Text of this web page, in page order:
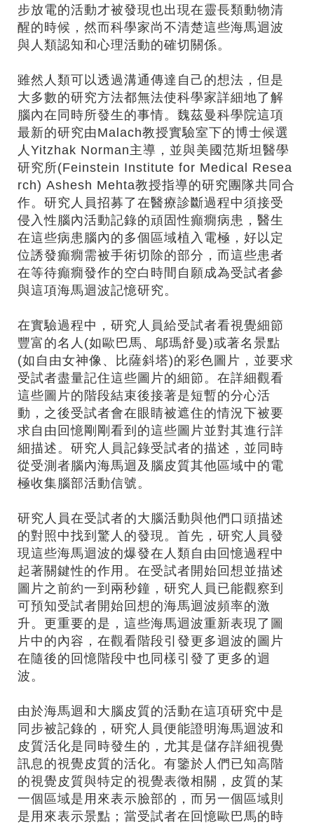
步放電的活動才被發現也出現在靈長類動物清
醒的時候，然而科學家尚不清楚這些海馬迴波
與人類認知和心理活動的確切關係。
雖然人類可以透過溝通傳達自己的想法，但是
大多數的研究方法都無法使科學家詳細地了解
腦內在同時所發生的事情。魏茲曼科學院這項
最新的研究由Malach教授實驗室下的博士候選
人Yitzhak Norman主導，並與美國范斯坦醫學
研究所(Feinstein Institute for Medical Resea
rch) Ashesh Mehta教授指導的研究團隊共同合
作。研究人員招募了在醫療診斷過程中須接受
侵入性腦內活動記錄的頑固性癲癇病患，醫生
在這些病患腦內的多個區域植入電極，好以定
位誘發癲癇需被手術切除的部分，而這些患者
在等待癲癇發作的空白時間自願成為受試者參
與這項海馬迴波記憶研究。
在實驗過程中，研究人員給受試者看視覺細節
豐富的名人(如歐巴馬、鄔瑪舒曼)或著名景點
(如自由女神像、比薩斜塔)的彩色圖片，並要求
受試者盡量記住這些圖片的細節。在詳細觀看
這些圖片的階段結束後接著是短暫的分心活
動，之後受試者會在眼睛被遮住的情況下被要
求自由回憶剛剛看到的這些圖片並對其進行詳
細描述。研究人員記錄受試者的描述，並同時
從受測者腦內海馬迴及腦皮質其他區域中的電
極收集腦部活動信號。
研究人員在受試者的大腦活動與他們口頭描述
的對照中找到驚人的發現。首先，研究人員發
現這些海馬迴波的爆發在人類自由回憶過程中
起著關鍵性的作用。在受試者開始回想並描述
圖片之前約一到兩秒鐘，研究人員已能觀察到
可預知受試者開始回想的海馬迴波頻率的激
升。更重要的是，這些海馬迴波重新表現了圖
片中的內容，在觀看階段引發更多迴波的圖片
在隨後的回憶階段中也同樣引發了更多的迴
波。
由於海馬迴和大腦皮質的活動在這項研究中是
同步被記錄的，研究人員便能證明海馬迴波和
皮質活化是同時發生的，尤其是儲存詳細視覺
訊息的視覺皮質的活化。有鑒於人們已知高階
的視覺皮質與特定的視覺表徵相關，皮質的某
一個區域是用來表示臉部的，而另一個區域則
是用來表示景點；當受試者在回憶歐巴馬的時